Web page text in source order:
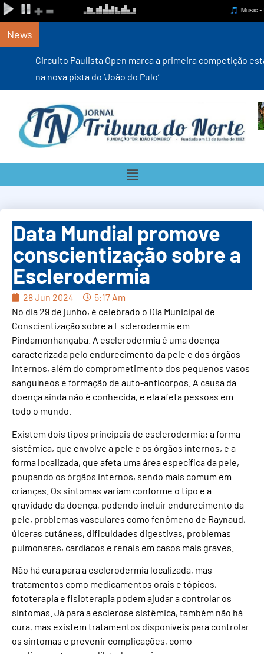
News
Circuito Paulista Open marca a primeira competição estadual
na nova pista do ‘João do Pulo’
Data Mundial promove
conscientização sobre a
Esclerodermia
28 Jun 2024
5:17 Am
No dia 29 de junho, é celebrado o Dia Municipal de
Conscientização sobre a Esclerodermia em
Pindamonhangaba. A esclerodermia é uma doença
caracterizada pelo endurecimento da pele e dos órgãos
internos, além do comprometimento dos pequenos vasos
sanguíneos e formação de auto-anticorpos. A causa da
doença ainda não é conhecida, e ela afeta pessoas em
todo o mundo.
Existem dois tipos principais de esclerodermia: a forma
sistêmica, que envolve a pele e os órgãos internos, e a
forma localizada, que afeta uma área específica da pele,
poupando os órgãos internos, sendo mais comum em
crianças. Os sintomas variam conforme o tipo e a
gravidade da doença, podendo incluir endurecimento da
pele, problemas vasculares como fenômeno de Raynaud,
úlceras cutâneas, dificuldades digestivas, problemas
pulmonares, cardíacos e renais em casos mais graves.
Não há cura para a esclerodermia localizada, mas
tratamentos como medicamentos orais e tópicos,
fototerapia e fisioterapia podem ajudar a controlar os
sintomas. Já para a esclerose sistêmica, também não há
cura, mas existem tratamentos disponíveis para controlar
os sintomas e prevenir complicações, como